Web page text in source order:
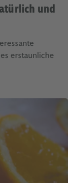
und
erstaunliche